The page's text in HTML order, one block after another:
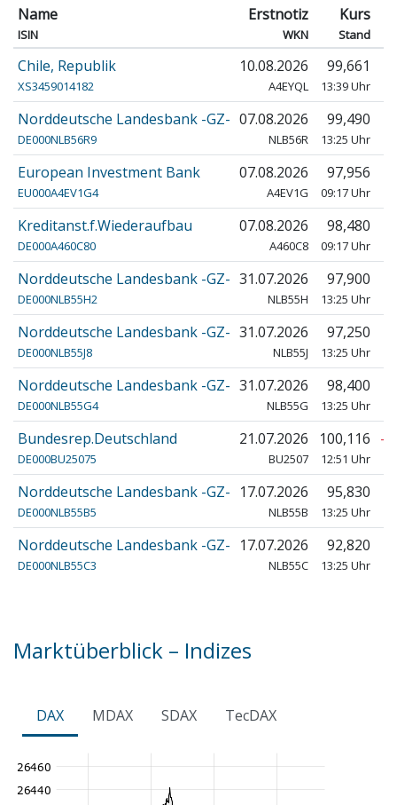
Name
ISIN
Erstnotiz
WKN
Kurs
Stand
Chile, Republik
XS3459014182
10.08.2026
A4EYQL
99,661
13:39 Uhr
Norddeutsche Landesbank -GZ-
DE000NLB56R9
07.08.2026
NLB56R
99,490
13:25 Uhr
European Investment Bank
EU000A4EV1G4
07.08.2026
A4EV1G
97,956
09:17 Uhr
Kreditanst.f.Wiederaufbau
DE000A460C80
07.08.2026
A460C8
98,480
09:17 Uhr
Norddeutsche Landesbank -GZ-
DE000NLB55H2
31.07.2026
NLB55H
97,900
13:25 Uhr
Norddeutsche Landesbank -GZ-
DE000NLB55J8
31.07.2026
NLB55J
97,250
13:25 Uhr
Norddeutsche Landesbank -GZ-
DE000NLB55G4
31.07.2026
NLB55G
98,400
13:25 Uhr
Bundesrep.Deutschland
DE000BU25075
21.07.2026
BU2507
100,116
12:51 Uhr
-
Norddeutsche Landesbank -GZ-
DE000NLB55B5
17.07.2026
NLB55B
95,830
13:25 Uhr
Norddeutsche Landesbank -GZ-
DE000NLB55C3
17.07.2026
NLB55C
92,820
13:25 Uhr
Marktüberblick – Indizes
DAX MDAX SDAX TecDAX